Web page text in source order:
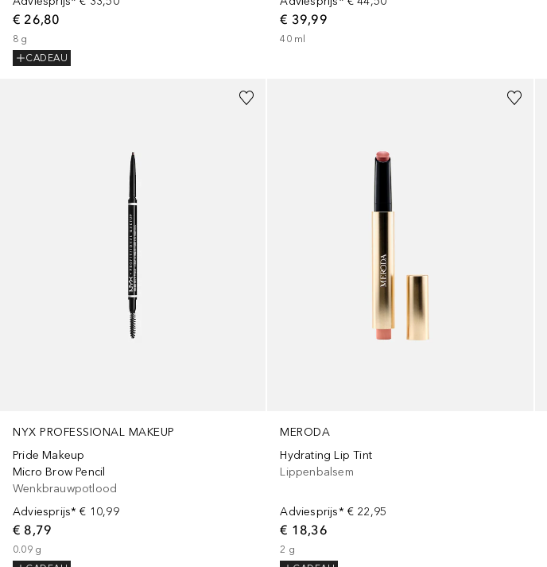
€ 26,80
8 g
CADEAU
€ 39,99
40 ml
NYX PROFESSIONAL MAKEUP
Pride Makeup
Micro Brow Pencil
Wenkbrauwpotlood
Adviesprijs* € 10,99
€ 8,79
0.09 g
+9
MERODA
Hydrating Lip Tint
Lippenbalsem
Adviesprijs* € 22,95
€ 18,36
2 g